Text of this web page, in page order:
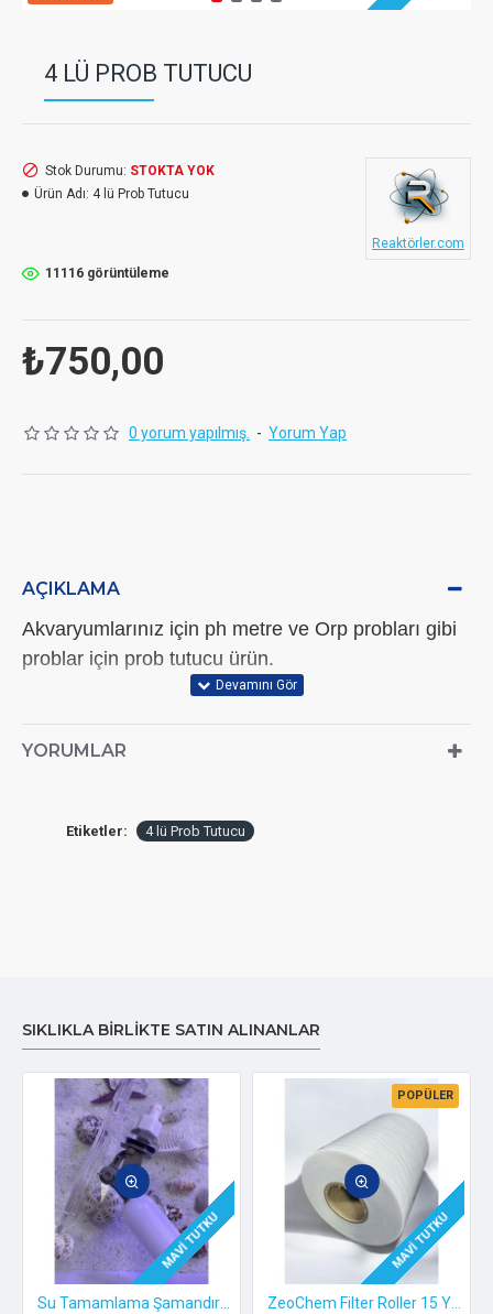
4 LÜ PROB TUTUCU
0 yorum yapılmış. - Yorum Yap
₺750,00
Stok Durumu: STOKTA YOK
Ürün Adı: 4 lü Prob Tutucu
Reaktörler.com
11116 görüntüleme
AÇIKLAMA
Akvaryumlarınız için ph metre ve Orp probları gibi
problar için prob tutucu ürün.
YORUMLAR
Etiketler: 4 lü Prob Tutucu
SIKLIKLA BIRLIKTE SATIN ALINANLAR
MAVI TUTKU
Su Tamamlama Şamandırası - Sanking
MAVI TUTKU
POPÜLER
ZeoChem Filter Roller 15 Yedek Rulo